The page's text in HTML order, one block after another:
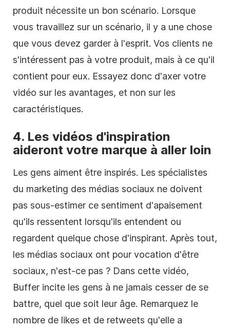
produit nécessite un bon scénario. Lorsque
vous travaillez sur un scénario, il y a une chose
que vous devez garder à l'esprit. Vos clients ne
s'intéressent pas à votre produit, mais à ce qu'il
contient pour eux. Essayez donc d'axer votre
vidéo sur les avantages, et non sur les
caractéristiques.
4. Les vidéos d'inspiration
aideront votre marque à aller loin
Les gens aiment être inspirés. Les spécialistes
du marketing des médias sociaux ne doivent
pas sous-estimer ce sentiment d'apaisement
qu'ils ressentent lorsqu'ils entendent ou
regardent quelque chose d'inspirant. Après tout,
les médias sociaux ont pour vocation d'être
sociaux, n'est-ce pas ? Dans cette vidéo,
Buffer incite les gens à ne jamais cesser de se
battre, quel que soit leur âge. Remarquez le
nombre de likes et de retweets qu'elle a